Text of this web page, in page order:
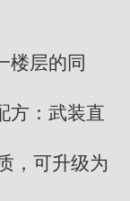
楼层的同
方：武装直
，可升级为